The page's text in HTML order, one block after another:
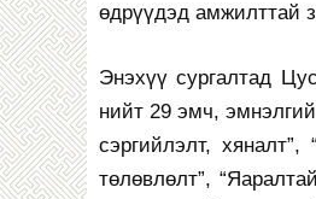
өдрүүдэд амжилттай
Энэхүү сургалтад
нийт 29 эмч,
сэргийлэлт,
төлөвлөлт”,